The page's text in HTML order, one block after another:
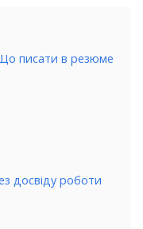
писати в резюме
досвіду роботи